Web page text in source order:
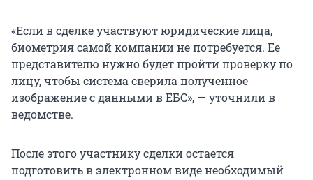
«Если в сделке участвуют юридические лица,
биометрия самой компании не потребуется. Ее
представителю нужно будет пройти проверку по
лицу, чтобы система сверила полученное
изображение с данными в ЕБС», — уточнили в
ведомстве.
После этого участнику сделки остается
подготовить в электронном виде необходимый